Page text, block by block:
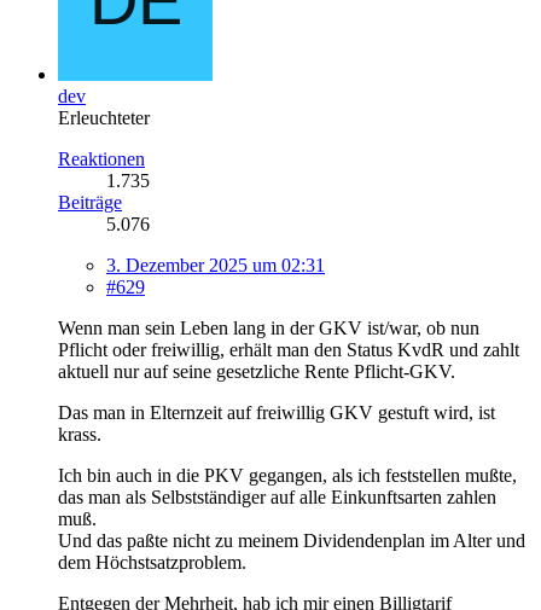
dev
Erleuchteter
Reaktionen
1.735
Beiträge
5.076
3. Dezember 2025 um 02:31
#629
Wenn man sein Leben lang in der GKV ist/war, ob nun
Pflicht oder freiwillig, erhält man den Status KvdR und zahlt
aktuell nur auf seine gesetzliche Rente Pflicht-GKV.
Das man in Elternzeit auf freiwillig GKV gestuft wird, ist
krass.
Ich bin auch in die PKV gegangen, als ich feststellen mußte,
das man als Selbstständiger auf alle Einkunftsarten zahlen
muß.
Und das paßte nicht zu meinem Dividendenplan im Alter und
dem Höchstsatzproblem.
Entgegen der Mehrheit, hab ich mir einen Billigtarif